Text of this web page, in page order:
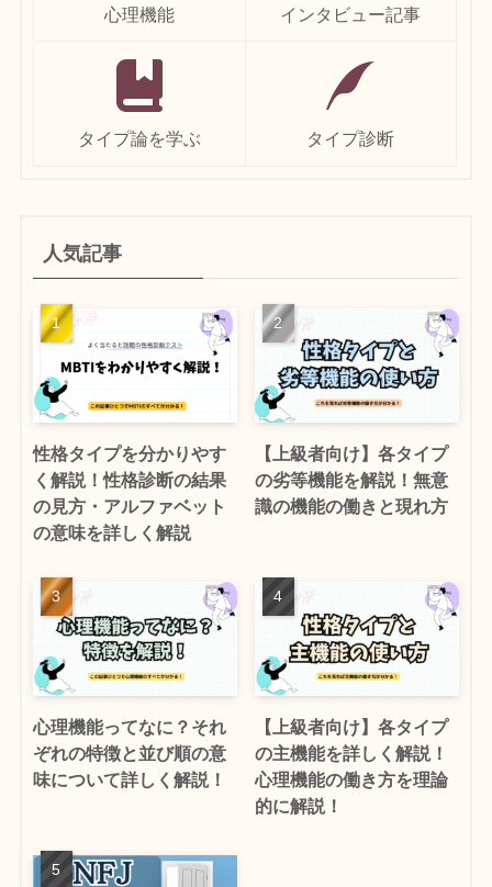
心理機能 インタビュー記事
タイプ論を学ぶ タイプ診断
人気記事
性格タイプを分かりやす
く解説！性格診断の結果
の見方・アルファベット
の意味を詳しく解説
【上級者向け】各タイプ
の劣等機能を解説！無意
識の機能の働きと現れ方
心理機能ってなに？それ
ぞれの特徴と並び順の意
味について詳しく解説！
【上級者向け】各タイプ
の主機能を詳しく解説！
心理機能の働き方を理論
的に解説！